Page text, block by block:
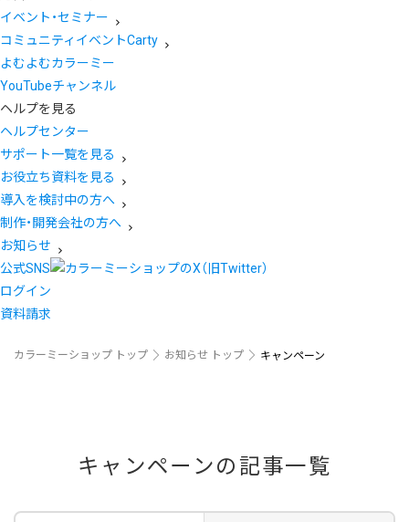
イベント・セミナー
コミュニティイベントCarty
よむよむカラーミー
YouTubeチャンネル
ヘルプを見る
ヘルプセンター
サポート一覧を見る
お役立ち資料を見る
導入を検討中の方へ
制作・開発会社の方へ
お知らせ
公式SNS
ログイン
資料請求
カラーミーショップ トップ お知らせ トップ キャンペーン
キャンペーンの記事一覧